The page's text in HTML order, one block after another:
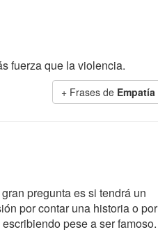
fuerza que la violencia.
+ Frases de Empatía
pregunta es si tendrá un
por contar una historia o por
pese a ser famoso.